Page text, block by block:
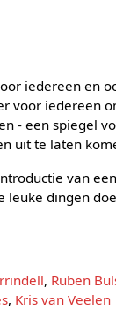
iedereen en
voor iedereen
- een spiegel
uit te laten
van
leuke dingen
, Ruben
, Kris van Veelen